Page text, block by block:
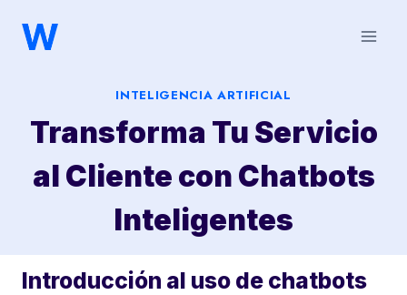
INTELIGENCIA ARTIFICIAL
Transforma Tu Servicio
al Cliente con Chatbots
Inteligentes
Introducción al uso de chatbots